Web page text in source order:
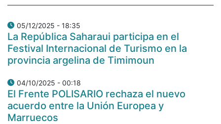
05/12/2025 - 18:35
La República Saharaui participa en el
Festival Internacional de Turismo en la
provincia argelina de Timimoun
04/10/2025 - 00:18
El Frente POLISARIO rechaza el nuevo
acuerdo entre la Unión Europea y
Marruecos